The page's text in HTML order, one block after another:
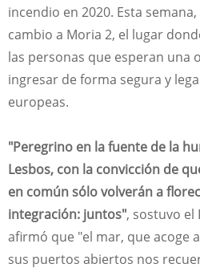
incendio en 2020. Esta
cambio a Moria 2, el lugar
las personas que esperan
ingresar de forma segura y
europeas.
"Peregrino en la fuente de la
Lesbos, con la convicción de
en común sólo volverán a
integración: juntos", sostuvo el
afirmó que "el mar, que acoge
sus puertos abiertos nos